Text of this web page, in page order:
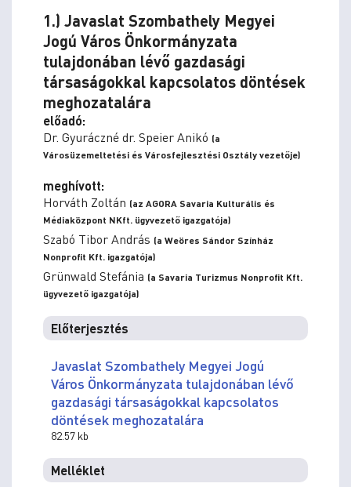
1.) Javaslat Szombathely Megyei
Jogú Város Önkormányzata
tulajdonában lévő gazdasági
társaságokkal kapcsolatos döntések
meghozatalára
előadó:
Dr. Gyuráczné dr. Speier Anikó (a
Városüzemeltetési és Városfejlesztési Osztály vezetője)
meghívott:
Horváth Zoltán (az AGORA Savaria Kulturális és
Médiaközpont NKft. ügyvezető igazgatója)
Szabó Tibor András (a Weöres Sándor Színház
Nonprofit Kft. igazgatója)
Grünwald Stefánia (a Savaria Turizmus Nonprofit Kft.
ügyvezető igazgatója)
Előterjesztés
Javaslat Szombathely Megyei Jogú
Város Önkormányzata tulajdonában lévő
gazdasági társaságokkal kapcsolatos
döntések meghozatalára
82.57 kb
Melléklet